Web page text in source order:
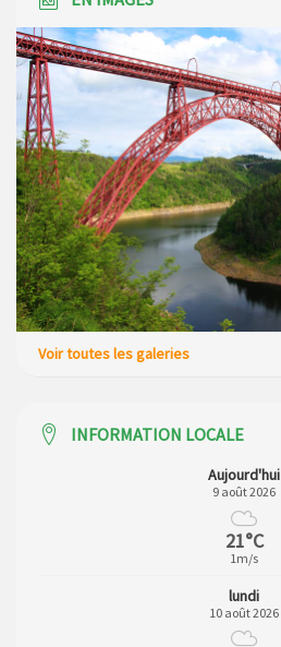
Voir toutes les galeries
INFORMATION LOCALE
Aujourd'hui
9 août 2026
21°C
1m/s
lundi
10 août 2026